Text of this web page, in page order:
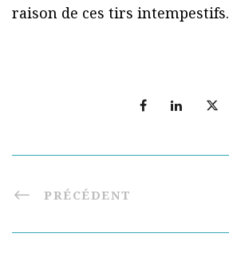
raison de ces tirs intempestifs.
PRÉCÉDENT